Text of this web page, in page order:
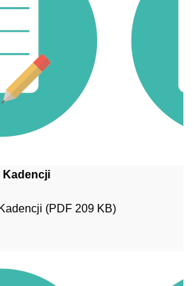
Kadencji
(PDF 209 KB)